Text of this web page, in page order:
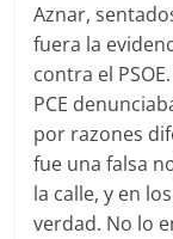
Aznar,
fuera la
contra el
PCE
por razones
fue una falsa
la calle, y en
verdad. No lo